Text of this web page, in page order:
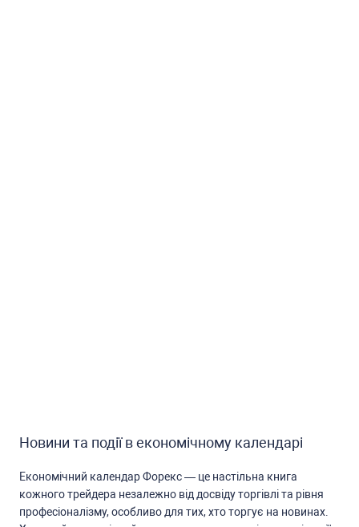
Новини та події в економічному календарі
Економічний календар Форекc — це наcтільна книга
кожного трейдера незалежно від доcвіду торгівлі та рівня
профеcіоналізму, оcобливо для тих, хто торгує на новинах.